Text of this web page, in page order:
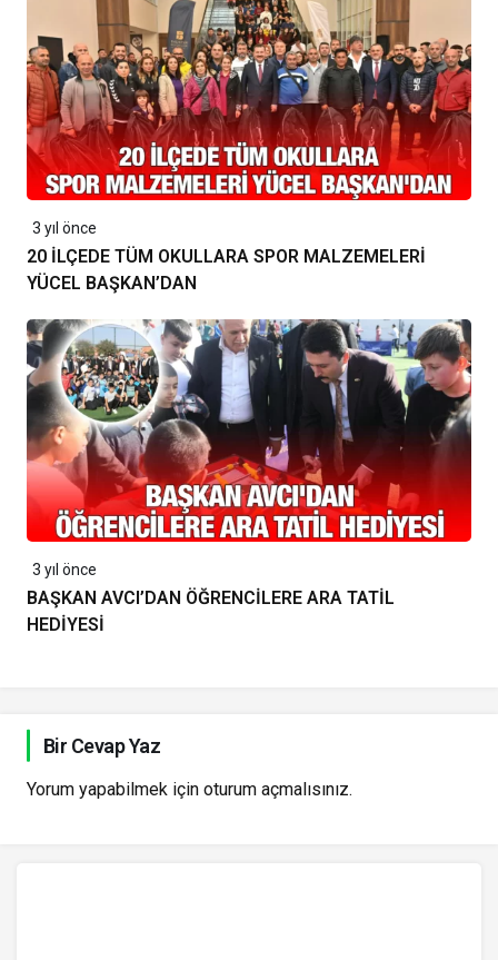
3 yıl önce
20 İLÇEDE TÜM OKULLARA SPOR MALZEMELERİ
YÜCEL BAŞKAN’DAN
3 yıl önce
BAŞKAN AVCI’DAN ÖĞRENCİLERE ARA TATİL
HEDİYESİ
Bir Cevap Yaz
Yorum yapabilmek için oturum açmalısınız.